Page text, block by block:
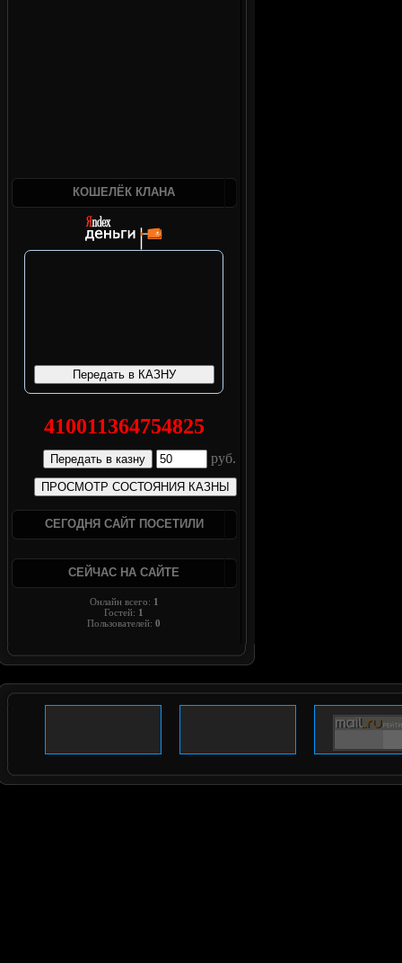
КОШЕЛЁК КЛАНА
410011364754825
руб.
СЕГОДНЯ САЙТ ПОСЕТИЛИ
СЕЙЧАС НА САЙТЕ
Онлайн всего: 1
Гостей: 1
Пользователей:0